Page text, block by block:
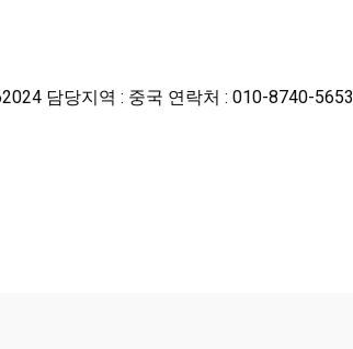
담당지역 : 중국 연락처 : 010-8740-5653